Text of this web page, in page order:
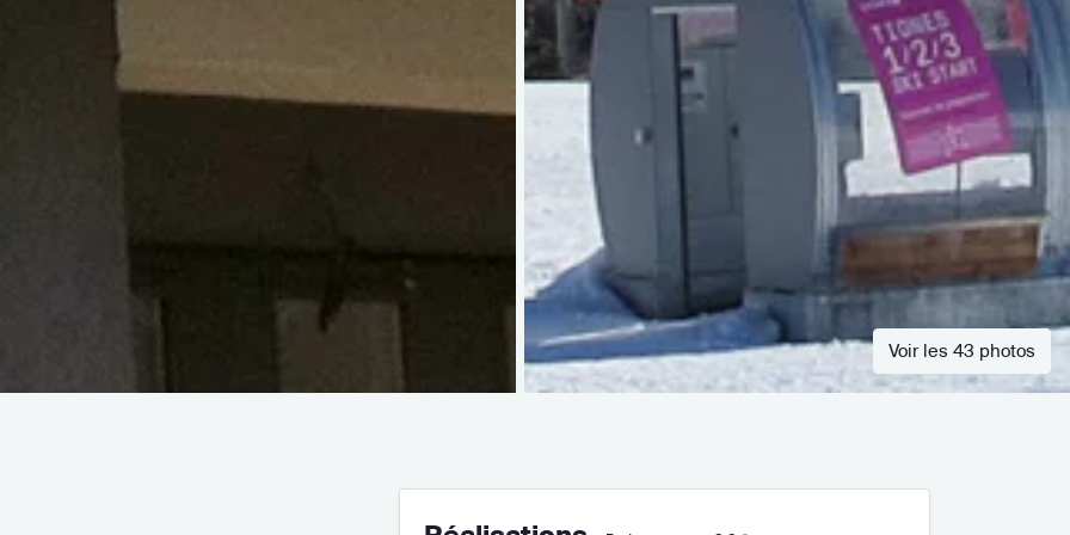
Voir les 43 photos